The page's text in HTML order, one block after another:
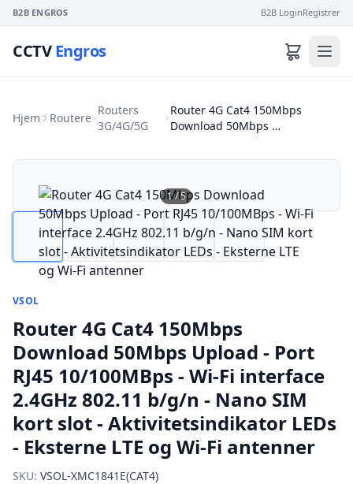
B2B ENGROS B2B LoginRegistrer
CCTVEngros
Hjem Routere
Routers
3G/4G/5G
Router 4G Cat4 150Mbps
Download 50Mbps …
1/5
VSOL
Router 4G Cat4 150Mbps
Download 50Mbps Upload - Port
RJ45 10/100MBps - Wi-Fi interface
2.4GHz 802.11 b/g/n - Nano SIM
kort slot - Aktivitetsindikator LEDs
- Eksterne LTE og Wi-Fi antenner
SKU: VSOL-XMC1841E(CAT4)